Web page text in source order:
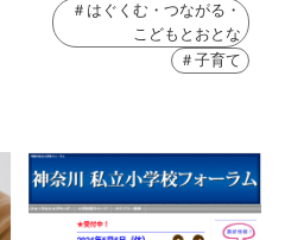
＃はぐくむ・つながる・
こどもとおとな
＃子育て